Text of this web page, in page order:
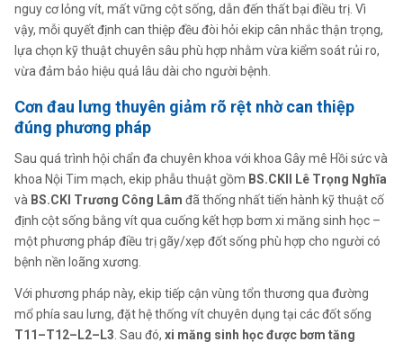
nguy cơ lỏng vít, mất vững cột sống, dẫn đến thất bại điều trị. Vì
vậy, mỗi quyết định can thiệp đều đòi hỏi ekip cân nhắc thận trọng,
lựa chọn kỹ thuật chuyên sâu phù hợp nhằm vừa kiểm soát rủi ro,
vừa đảm bảo hiệu quả lâu dài cho người bệnh.
Cơn đau lưng thuyên giảm rõ rệt nhờ can thiệp
đúng phương pháp
Sau quá trình hội chẩn đa chuyên khoa với khoa Gây mê Hồi sức và
khoa Nội Tim mạch, ekip phẫu thuật gồm BS.CKII Lê Trọng Nghĩa
và BS.CKI Trương Công Lâm đã thống nhất tiến hành kỹ thuật cố
định cột sống bằng vít qua cuống kết hợp bơm xi măng sinh học –
một phương pháp điều trị gãy/xẹp đốt sống phù hợp cho người có
bệnh nền loãng xương.
Với phương pháp này, ekip tiếp cận vùng tổn thương qua đường
mổ phía sau lưng, đặt hệ thống vít chuyên dụng tại các đốt sống
T11–T12–L2–L3 . Sau đó, xi măng sinh học được bơm tăng